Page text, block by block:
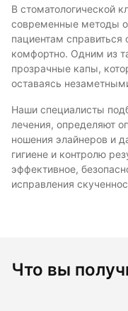
В стоматологической
современные методы
пациентам справиться
комфортно. Одним из
прозрачные капы,
оставаясь
Наши специалисты
лечения, определяют
ношения элайнеров и
гигиене и контролю
эффективное,
исправления
Что вы